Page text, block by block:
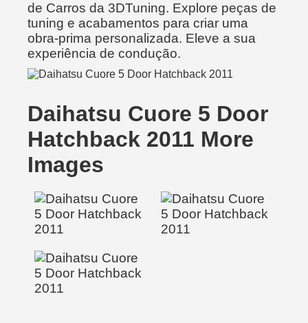
de Carros da 3DTuning. Explore peças de
tuning e acabamentos para criar uma
obra-prima personalizada. Eleve a sua
experiência de condução.
Daihatsu Cuore 5 Door
Hatchback 2011 More
Images